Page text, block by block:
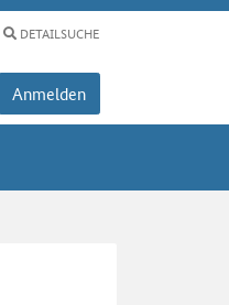
DETAILSUCHE
Anmelden